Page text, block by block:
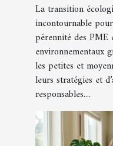
La transition
incontournable
pérennité des PME
environnementaux
les petites et
leurs stratégies et
responsables....